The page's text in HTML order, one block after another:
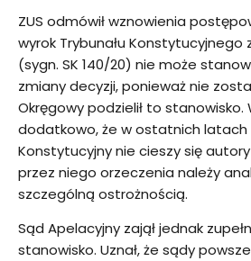
ZUS odmówił wznowienia
wyrok Trybunału Konstytucyjnego
(sygn. SK 140/20) nie może
zmiany decyzji, ponieważ nie
Okręgowy podzielił to stanowisko.
dodatkowo, że w ostatnich latach
Konstytucyjny nie cieszy się
przez niego orzeczenia należy
szczególną ostrożnością.
Sąd Apelacyjny zajął jednak
stanowisko. Uznał, że sądy